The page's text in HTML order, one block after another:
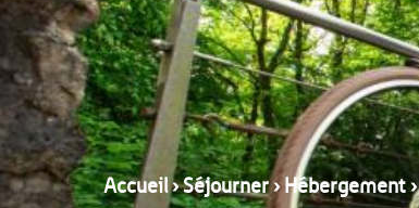
Accueil›Séjourner› Hébergement ›